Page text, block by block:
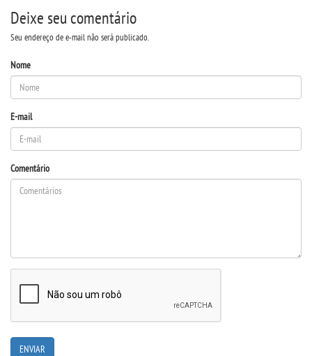
PUBLICAÇÕES
UNIESP NEWS
REGULAMENTOS
REGIMENTOS
Deixe seu comentário
Seu endereço de e-mail não será publicado.
Nome
E-mail
Comentário